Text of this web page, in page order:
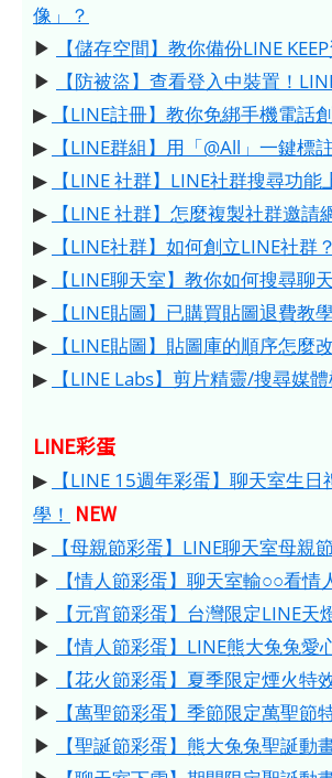
像」？
▶
【儲存空間】教你備份LINE KEEP
▶
【防被盜】查看登入中裝置！
▶
【LINE註冊】教你免綁手機電話
▶
【LINE群組】用「@All」一鍵標
▶
【LINE 社群】LINE社群搜尋功能
▶
【LINE 社群】怎麼複製社群邀請
▶
【LINE社群】如何創立LINE社群
▶
【LINE聊天室】教你如何搜尋聊
▶
【LINE貼圖】已購買貼圖退費教
▶
【LINE貼圖】貼圖庫的順序怎麼
▶
【LINE Labs】剪片精靈/搜尋媒
LINE彩蛋
▶
【LINE 15週年彩蛋】聊天室生日
學！ NEW
▶
【母親節彩蛋】LINE聊天室母親
▶
【情人節彩蛋】聊天室輸○○看情
▶
【元宵節彩蛋】台灣限定LINE天
▶
【情人節彩蛋】LINE熊大兔兔愛
▶
【花火節彩蛋】夏季限定煙火特
▶
【萬聖節彩蛋】季節限定萬聖節
▶
【聖誕節彩蛋】熊大兔兔聖誕動